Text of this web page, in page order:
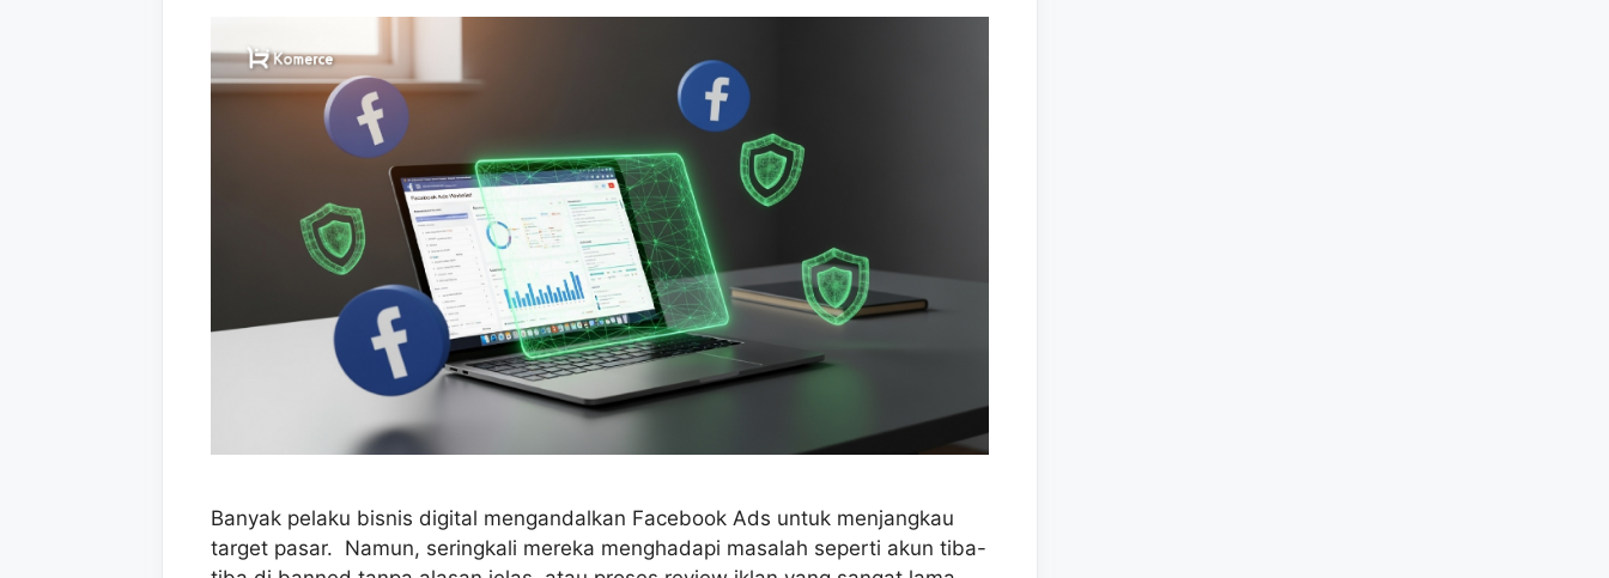
Banyak pelaku bisnis digital mengandalkan Facebook Ads untuk menjangkau
target pasar. Namun, seringkali mereka menghadapi masalah seperti akun tiba-